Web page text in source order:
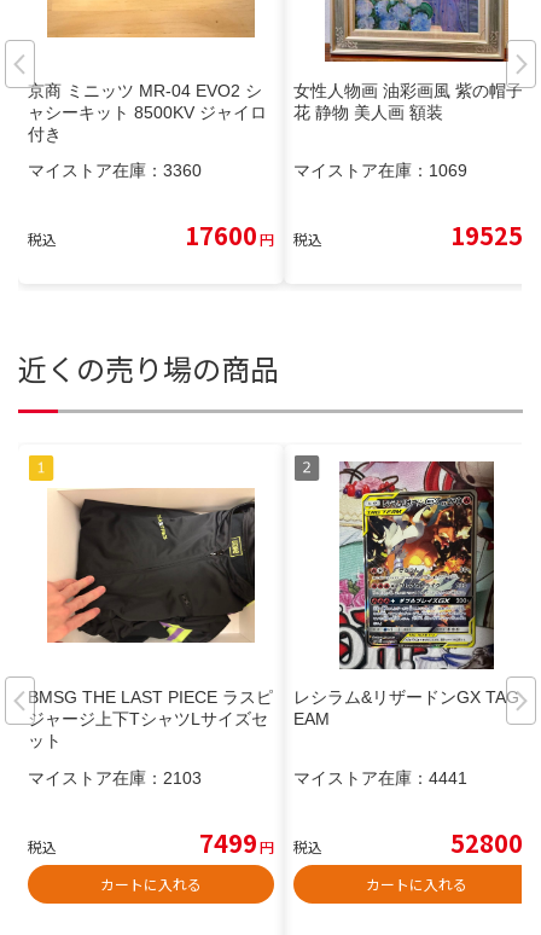
京商 ミニッツ MR-04 EVO2 シ
ャシーキット 8500KV ジャイロ
付き
マイストア在庫： 3360
税込 17600円
女性人物画 油彩画風 紫の帽子
花 静物 美人画 額装
マイストア在庫： 1069
税込 19525
近くの売り場の商品
BMSG THE LAST PIECE ラスピ
ジャージ上下TシャツLサイズセ
ット
マイストア在庫： 2103
税込 7499円
カートに入れる
レシラム&リザードンGX TAG T
EAM
マイストア在庫： 4441
税込 52800
カートに入れる